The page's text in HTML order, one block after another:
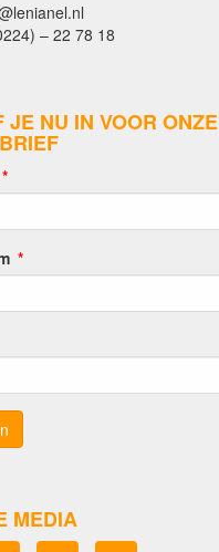
– 22 78 18
JE NU IN VOOR ONZE
MEDIA